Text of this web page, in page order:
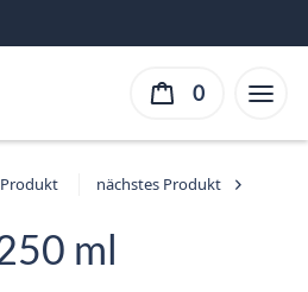
0
ml